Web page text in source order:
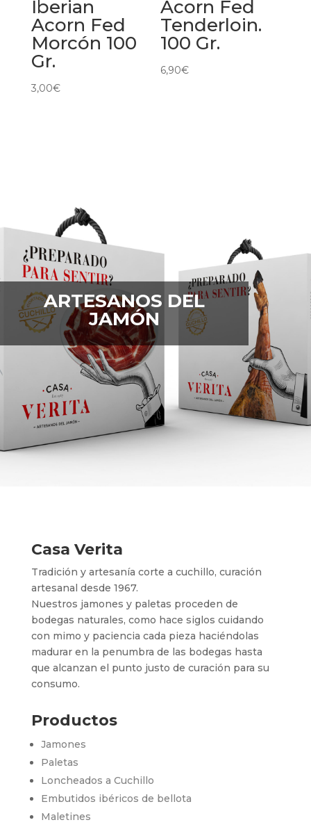
Iberian
Acorn Fed
Morcón 100
Gr.
3,00€
Acorn Fed
Tenderloin.
100 Gr.
6,90€
ARTESANOS DEL
JAMÓN
Casa Verita
Tradición y artesanía corte a cuchillo, curación
artesanal desde 1967.
Nuestros jamones y paletas proceden de
bodegas naturales, como hace siglos cuidando
con mimo y paciencia cada pieza haciéndolas
madurar en la penumbra de las bodegas hasta
que alcanzan el punto justo de curación para su
consumo.
Productos
Jamones
Paletas
Loncheados a Cuchillo
Embutidos ibéricos de bellota
Maletines